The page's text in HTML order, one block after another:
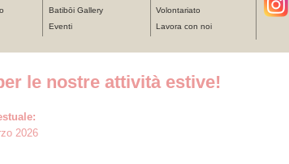
Batibōi Gallery
Eventi
Volontariato
Lavora con noi
le nostre attività estive!
2026